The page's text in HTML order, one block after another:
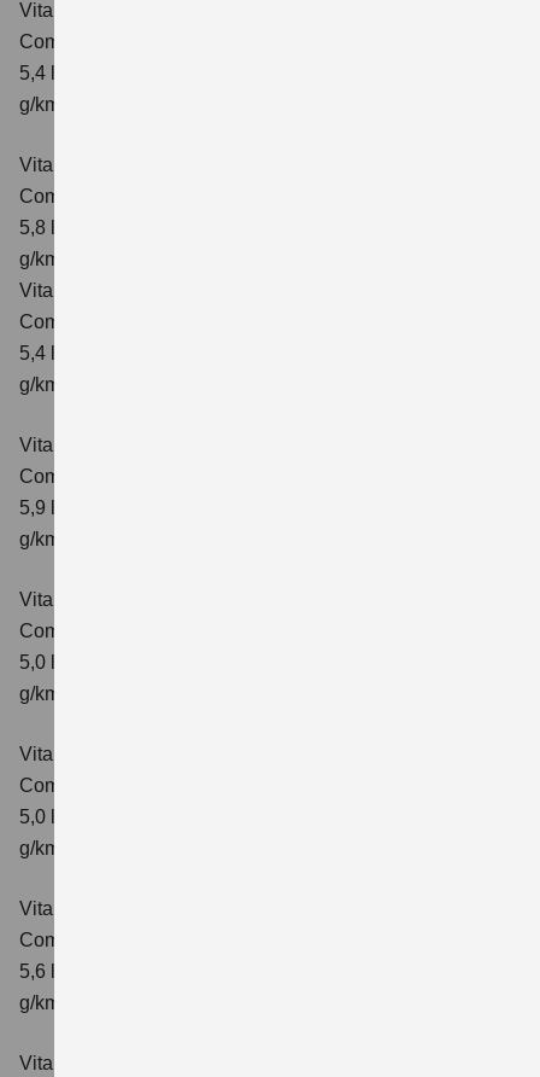
Vitara 1.4 BOOSTERJET HYBRID ALLGRIP
Comfort
5,4 l/100km; kombinierter Wert der CO₂-Emission: 129
g/km; CO₂-Klasse: D
Vitara 1.4 BOOSTERJET HYBRID ALLGRIP AT
Comfort
5,8 l/100 km; kombinierter Wert der CO₂-Emission: 137
g/km; CO₂-Klasse: E
Vitara 1.4 BOOSTERJET HYBRID ALLGRIP
Comfort+ Verbrauchswerte: kombinierter Energieverbrauch
5,4 l/100km; kombinierter Wert der CO₂-Emission: 129
g/km; CO₂-Klasse: D
Vitara 1.4 BOOSTERJET HYBRID ALLGRIP AT
Comfort+
5,9 l/100 km; kombinierter Wert der CO₂-Emission: 138
g/km; CO₂-Klasse: E
Vitara 1.5 DUALJET HYBRID AGS
Comfort
5,0 l/100km; kombinierter Wert der CO₂-Emission: 113
g/km; CO₂-Klasse: C
Vitara 1.5 DUALJET HYBRID AGS
Comfort+
5,0 l/100km; kombinierter Wert der CO₂-Emission: 114
g/km; CO₂-Klasse: C
Vitara 1.5 DUALJET HYBRID ALLGRIP AGS
Comfort
5,6 l/100km; kombinierter Wert der CO₂-Emission: 126
g/km; CO₂-Klasse: D
Vitara 1.5 DUALJET HYBRID ALLGRIP AGS